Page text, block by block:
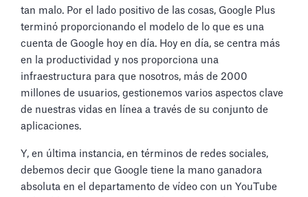
tan malo. Por el lado positivo de las cosas, Google Plus
terminó proporcionando el modelo de lo que es una
cuenta de Google hoy en día. Hoy en día, se centra más
en la productividad y nos proporciona una
infraestructura para que nosotros, más de 2000
millones de usuarios, gestionemos varios aspectos clave
de nuestras vidas en línea a través de su conjunto de
aplicaciones.
Y, en última instancia, en términos de redes sociales,
debemos decir que Google tiene la mano ganadora
absoluta en el departamento de vídeo con un YouTube